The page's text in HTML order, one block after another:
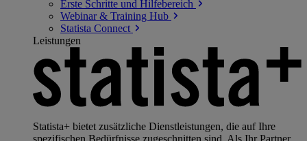
Erste Schritte und Hilfebereich
Webinar & Training Hub
Statista Connect
Leistungen
Statista+ bietet zusätzliche Dienstleistungen, die auf Ihre
spezifischen Bedürfnisse zugeschnitten sind. Als Ihr Partner